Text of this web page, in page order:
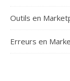
Outils en
Erreurs en